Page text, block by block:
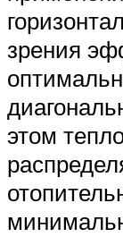
зрения
этом